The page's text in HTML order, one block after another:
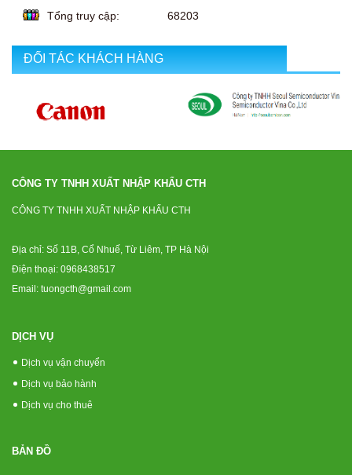
Tổng truy cập:
68203
ĐỐI TÁC KHÁCH HÀNG
CÔNG TY TNHH XUẤT NHẬP KHẨU CTH
CÔNG TY TNHH XUẤT NHẬP KHẨU CTH
Địa chỉ: Số 11B, Cổ Nhuế, Từ Liêm, TP Hà Nội
Điện thoại: 0968438517
Email: tuongcth@gmail.com
DỊCH VỤ
Dịch vụ vận chuyển
Dịch vụ bảo hành
Dịch vụ cho thuê
BẢN ĐỒ